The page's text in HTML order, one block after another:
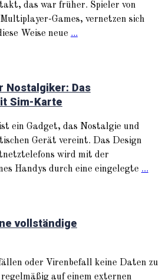
das war früher. Spieler von
Games, vernetzen sich
Weise neue ...
Nostalgiker: Das
Sim-Karte
ein Gadget, das Nostalgie und
Gerät vereint. Das Design
wird mit der
Handys durch eine eingelegte ...
vollständige
oder Virenbefall keine Daten zu
auf einem externen